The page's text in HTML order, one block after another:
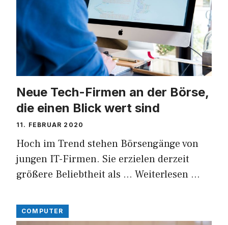
Neue Tech-Firmen an der Börse,
die einen Blick wert sind
11. FEBRUAR 2020
Hoch im Trend stehen Börsengänge von
jungen IT-Firmen. Sie erzielen derzeit
größere Beliebtheit als … Weiterlesen …
COMPUTER